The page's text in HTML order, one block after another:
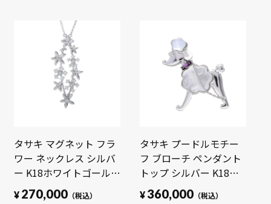
タサキ マグネット フラ
ワー ネックレス シルバ
ー K18ホワイトゴールド
WG レディース ジュエ
¥ 270,000 （税込）
タサキ プードルモチー
フ ブローチ ペンダント
トップ シルバー K18ホ
ワイトゴールド WG レ
¥ 360,000 （税込）